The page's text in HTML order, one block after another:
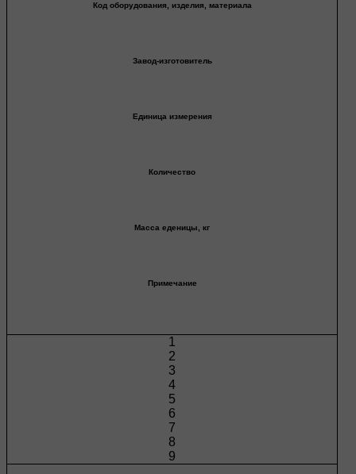
Код оборудования, изделия, материала
Завод-изготовитель
Единица измерения
Количество
Масса еденицы, кг
Примечание
1
2
3
4
5
6
7
8
9